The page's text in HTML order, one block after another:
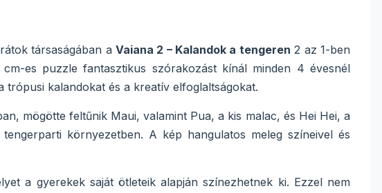
társaságában a Vaiana 2 – Kalandok a tengeren 2 az 1-ben
es puzzle fantasztikus szórakozást kínál minden 4 évesnél
kalandokat és a kreatív elfoglaltságokat.
mögötte feltűnik Maui, valamint Pua, a kis malac, és Hei Hei, a
környezetben. A kép hangulatos meleg színeivel és
a gyerekek saját ötleteik alapján színezhetnek ki. Ezzel nem